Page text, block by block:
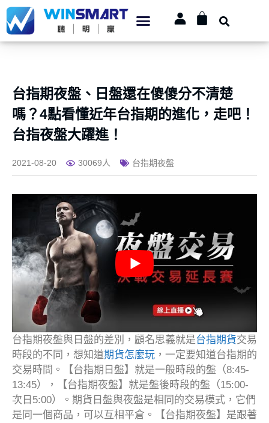
台指期夜盤、日盤還在傻傻分不清楚
嗎？4點看懂近年台指期的進化，走吧！
台指夜盤大躍進！
2021-08-20 30069人 台指期夜盤
台指期夜盤與日盤的差別，顧名思義就是台指期貨交易
時段的不同，想知道期貨怎麼玩 ，一定要知道台指期的
交易時間。【台指期日盤】就是一般時段的盤（8:45-
13:45），【台指期夜盤】就是盤後時段的盤（15:00-
次日5:00）。期貨日盤與夜盤是相同的交易模式，它們
是同一個商品，可以互相平倉。【台指期夜盤】是跟著